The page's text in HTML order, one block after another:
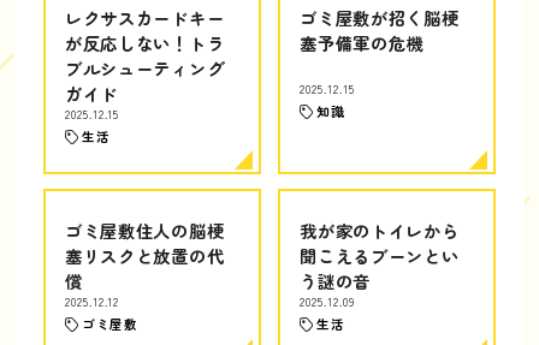
レクサスカードキー
が反応しない！トラ
ブルシューティング
ガイド
2025.12.15
生活
ゴミ屋敷が招く脳梗
塞予備軍の危機
2025.12.15
知識
ゴミ屋敷住人の脳梗
塞リスクと放置の代
償
2025.12.12
ゴミ屋敷
我が家のトイレから
聞こえるブーンとい
う謎の音
2025.12.09
生活